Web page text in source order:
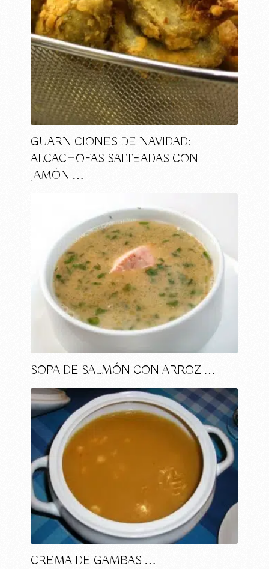
GUARNICIONES DE NAVIDAD:
ALCACHOFAS SALTEADAS CON
JAMÓN …
SOPA DE SALMÓN CON ARROZ …
CREMA DE GAMBAS …